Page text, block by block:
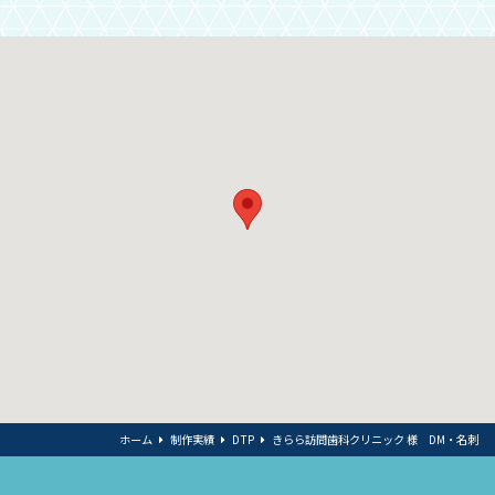
ホーム 制作実績 DTP きらら訪問歯科クリニック 様 DM・名刺